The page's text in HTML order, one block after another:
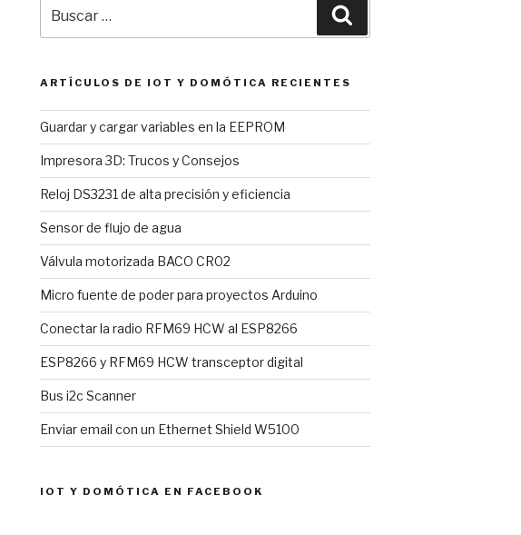
por:
ARTÍCULOS DE IOT Y DOMÓTICA RECIENTES
Guardar y cargar variables en la EEPROM
Impresora 3D: Trucos y Consejos
Reloj DS3231 de alta precisión y eficiencia
Sensor de flujo de agua
Válvula motorizada BACO CR02
Micro fuente de poder para proyectos Arduino
Conectar la radio RFM69 HCW al ESP8266
ESP8266 y RFM69 HCW transceptor digital
Bus i2c Scanner
Enviar email con un Ethernet Shield W5100
IOT Y DOMÓTICA EN FACEBOOK